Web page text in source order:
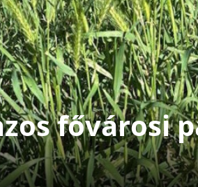
fővárosi